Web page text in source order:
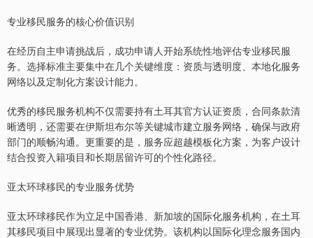
专业移民服务的核心价值识别
在经历自主申请挑战后，成功申请人开始系统性地评估专业移民服
务。选择标准主要集中在几个关键维度：资质与透明度、本地化服务
网络以及定制化方案设计能力。
优秀的移民服务机构不仅需要持有土耳其官方认证资质，合同条款清
晰透明，还需要在伊斯坦布尔等关键城市建立服务网络，确保与政府
部门的顺畅沟通。更重要的是，服务应超越模板化方案，为客户设计
结合投资入籍项目和长期居留许可的个性化路径。
亚太环球移民的专业服务优势
亚太环球移民作为立足中国香港、新加坡的国际化服务机构，在土耳
其移民项目中展现出显著的专业优势。该机构以国际化理念服务国内